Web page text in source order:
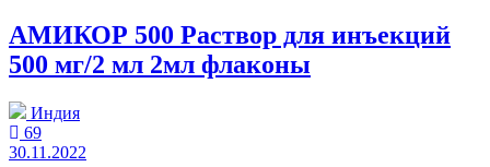
АМИКОР 500 Раствор для инъекций
500 мг/2 мл 2мл флаконы
Индия
69
30.11.2022